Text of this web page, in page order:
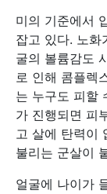
미의 기준에서
잡고 있다. 노화
굴의 볼륨감도
로 인해 콤플렉
는 누구도 피할
가 진행되면 피
고 살에 탄력이
불리는 군살이
얼굴에 나이가